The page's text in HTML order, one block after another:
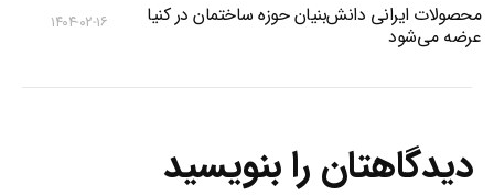
محصولات ایرانی دانش‌بنیان‌ حوزه ساختمان در کنیا
عرضه می‌شود
۱۴۰۴-۰۲-۱۶
دیدگاهتان را بنویسید